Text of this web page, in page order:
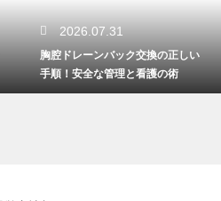
2026.07.31
胸腔ドレーンバック交換の正しい
手順！安全な管理と看護の術